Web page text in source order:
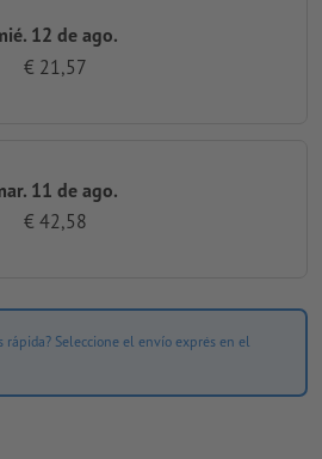
12 de ago.
€ 21,57
11 de ago.
€ 42,58
rápida? Seleccione el envío exprés en el